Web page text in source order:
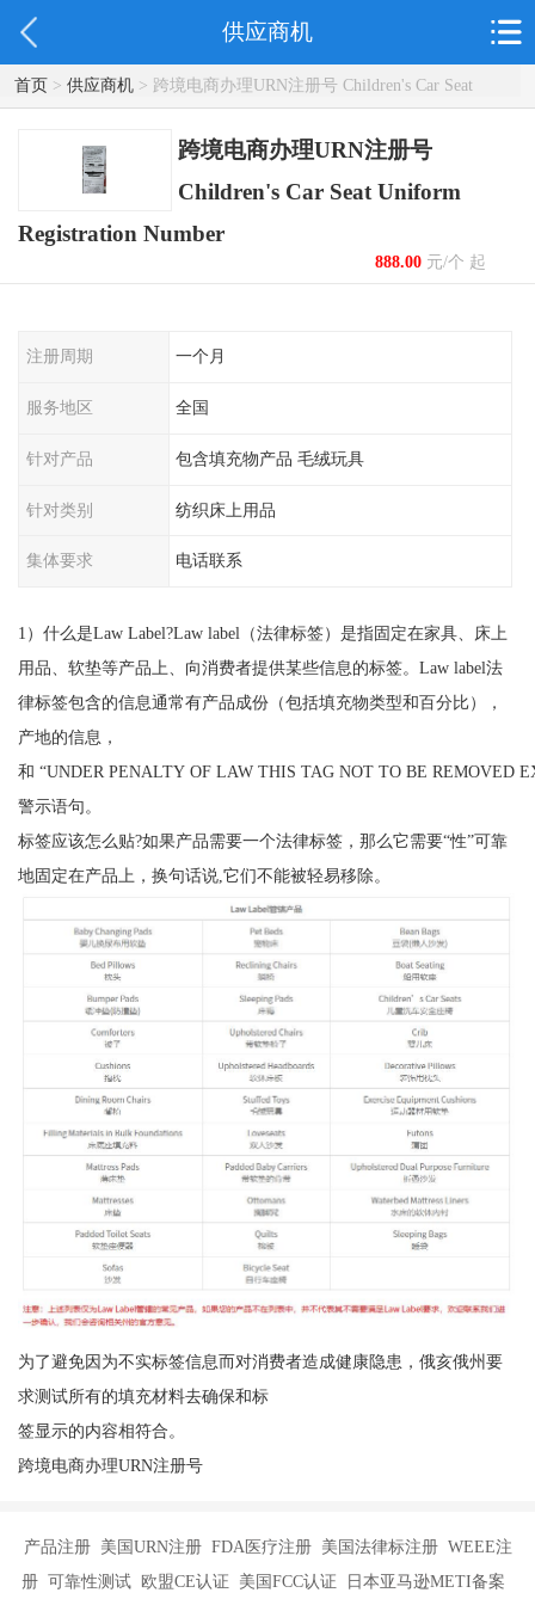
供应商机
首页> 供应商机> 跨境电商办理URN注册号 Children's Car Seat
Uniform Registration Number
跨境电商办理URN注册号
Children's Car Seat Uniform
Registration Number
888.00元/个 起
注册周期 一个月
服务地区 全国
针对产品 包含填充物产品 毛绒玩具
针对类别 纺织床上用品
集体要求 电话联系
1）什么是Law Label?Law label（法律标签）是指固定在家具、床上
用品、软垫等产品上、向消费者提供某些信息的标签。Law label法
律标签包含的信息通常有产品成份（包括填充物类型和百分比），
产地的信息，
和 “UNDER PENALTY OF LAW THIS TAG NOT TO BE REMOVED
警示语句。
标签应该怎么贴?如果产品需要一个法律标签，那么它需要“性”可靠
地固定在产品上，换句话说,它们不能被轻易移除。
为了避免因为不实标签信息而对消费者造成健康隐患，俄亥俄州要
求测试所有的填充材料去确保和标
签显示的内容相符合。
跨境电商办理URN注册号
产品注册 美国URN注册 FDA医疗注册 美国法律标注册 WEEE注
册 可靠性测试 欧盟CE认证 美国FCC认证 日本亚马逊METI备案